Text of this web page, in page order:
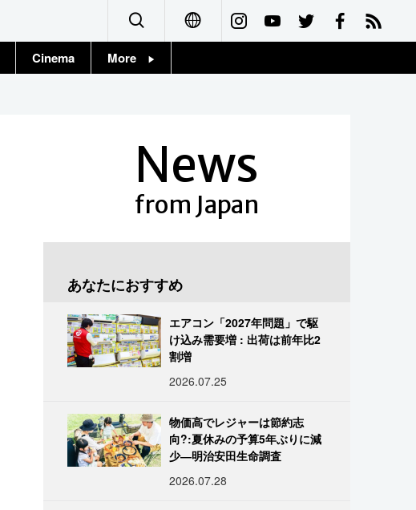
Français
Cinema More
News
from Japan
あなたにおすすめ
エアコン「2027年問題」で駆
け込み需要増 : 出荷は前年比2
割増
2026.07.25
物価高でレジャーは節約志
向?:夏休みの予算5年ぶりに減
少―明治安田生命調査
2026.07.28